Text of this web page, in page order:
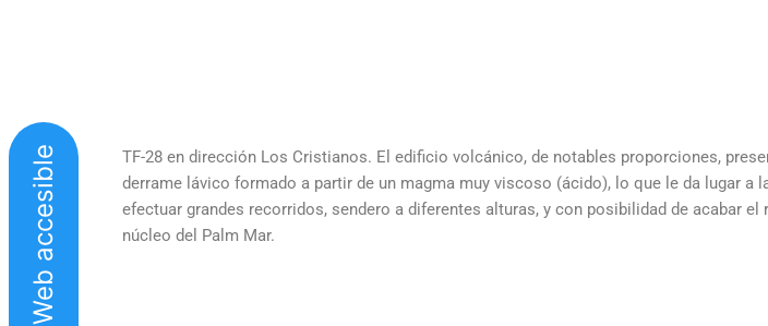
TF-28 en dirección Los Cristianos. El edificio volcánico, de notables proporciones,
derrame lávico formado a partir de un magma muy viscoso (ácido), lo que le da lugar a
efectuar grandes recorridos, sendero a diferentes alturas, y con posibilidad de acabar el
núcleo del Palm Mar.
Web accesible